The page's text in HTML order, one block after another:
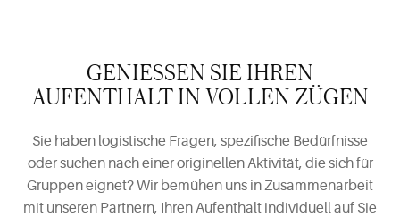
GENIESSEN SIE IHREN
AUFENTHALT IN VOLLEN ZÜGEN
Sie haben logistische Fragen, spezifische Bedürfnisse
oder suchen nach einer originellen Aktivität, die sich für
Gruppen eignet? Wir bemühen uns in Zusammenarbeit
mit unseren Partnern, Ihren Aufenthalt individuell auf Sie